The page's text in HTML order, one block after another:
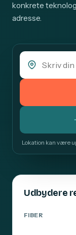
konkrete
adresse.
Lokation kan være
Udbydere
FIBER